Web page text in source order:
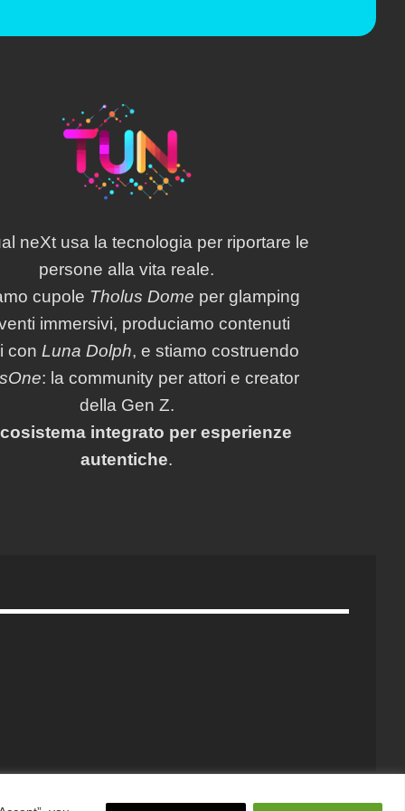
neXt usa la tecnologia per riportare le
persone alla vita reale.
cupole Tholus Dome per glamping
immersivi, produciamo contenuti
con Luna Dolph, e stiamo costruendo
: la community per attori e creator
della Gen Z.
integrato per esperienze
autentiche.